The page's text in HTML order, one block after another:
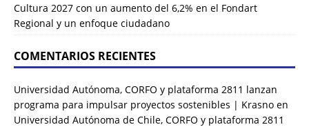
Cultura 2027 con un aumento del 6,2% en el Fondart
Regional y un enfoque ciudadano
COMENTARIOS RECIENTES
Universidad Autónoma, CORFO y plataforma 2811 lanzan
programa para impulsar proyectos sostenibles | Krasno en
Universidad Autónoma de Chile, CORFO y plataforma 2811